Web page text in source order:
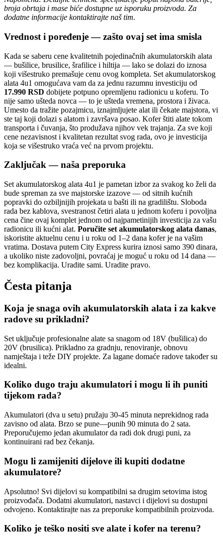
broja obrtaja i mase biće dostupne uz isporuku proizvoda. Za
dodatne informacije kontaktirajte naš tim.
Vrednost i poređenje — zašto ovaj set ima smisla
Kada se saberu cene kvalitetnih pojedinačnih akumulatorskih alata
— bušilice, brusilice, šrafilice i hiltija — lako se dolazi do iznosa
koji višestruko premašuje cenu ovog kompleta. Set akumulatorskog
alata 4u1 omogućava vam da za jednu razumnu investiciju od
17.990 RSD dobijete potpuno opremljenu radionicu u koferu. To
nije samo ušteda novca — to je ušteda vremena, prostora i živaca.
Umesto da tražite pozajmicu, iznajmljujete alat ili čekate majstora, vi
ste taj koji dolazi s alatom i završava posao. Kofer štiti alate tokom
transporta i čuvanja, što produžava njihov vek trajanja. Za sve koji
cene nezavisnost i kvalitetan rezultat svog rada, ovo je investicija
koja se višestruko vraća već na prvom projektu.
Zaključak — naša preporuka
Set akumulatorskog alata 4u1 je pametan izbor za svakog ko želi da
bude spreman za sve majstorske izazove — od sitnih kućnih
popravki do ozbiljnijih projekata u bašti ili na gradilištu. Sloboda
rada bez kablova, svestranost četiri alata u jednom koferu i povoljna
cena čine ovaj komplet jednom od najpametinijih investicija za vašu
radionicu ili kućni alat. Poručite set akumulatorskog alata danas,
iskoristite aktuelnu cenu i u roku od 1–2 dana kofer je na vašim
vratima. Dostava putem City Express kurira iznosi samo 390 dinara,
a ukoliko niste zadovoljni, povraćaj je moguć u roku od 14 dana —
bez komplikacija. Uradite sami. Uradite pravo.
Česta pitanja
Koja je snaga ovih akumulatorskih alata i za kakve
radove su prikladni?
Set uključuje profesionalne alate sa snagom od 18V (bušilica) do
20V (brusilica). Prikladno za gradnju, renoviranje, obnovu
namještaja i teže DIY projekte. Za lagane domaće radove također su
idealni.
Koliko dugo traju akumulatori i mogu li ih puniti
tijekom rada?
Akumulatori (dva u setu) pružaju 30-45 minuta neprekidnog rada
zavisno od alata. Brzo se pune—punih 90 minuta do 2 sata.
Preporučujemo jedan akumulator da radi dok drugi puni, za
kontinuirani rad bez čekanja.
Mogu li zamijeniti dijelove ili kupiti dodatne
akumulatore?
Apsolutno! Svi dijelovi su kompatibilni sa drugim setovima istog
proizvođača. Dodatni akumulatori, nastavci i dijelovi su dostupni
odvojeno. Kontaktirajte nas za preporuke kompatibilnih proizvoda.
Koliko je teško nositi sve alate i kofer na terenu?